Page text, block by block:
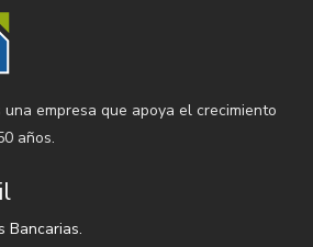
empresa que apoya el crecimiento
años.
Bancarias.